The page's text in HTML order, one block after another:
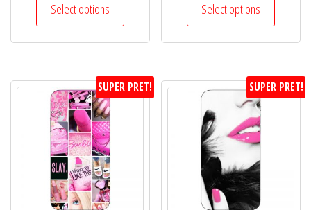
Select options Select options
SUPER PRET! SUPER PRET!